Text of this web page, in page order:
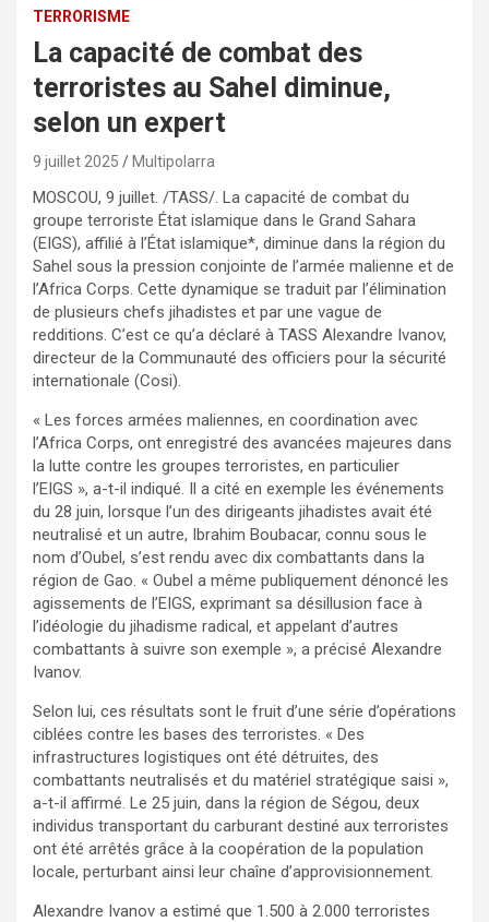
TERRORISME
La capacité de combat des
terroristes au Sahel diminue,
selon un expert
9 juillet 2025 Multipolarra
MOSCOU, 9 juillet. /TASS/. La capacité de combat du
groupe terroriste État islamique dans le Grand Sahara
(EIGS), affilié à l’État islamique*, diminue dans la région du
Sahel sous la pression conjointe de l’armée malienne et de
l’Africa Corps. Cette dynamique se traduit par l’élimination
de plusieurs chefs jihadistes et par une vague de
redditions. C’est ce qu’a déclaré à TASS Alexandre Ivanov,
directeur de la Communauté des officiers pour la sécurité
internationale (Cosi).
« Les forces armées maliennes, en coordination avec
l’Africa Corps, ont enregistré des avancées majeures dans
la lutte contre les groupes terroristes, en particulier
l’EIGS », a-t-il indiqué. Il a cité en exemple les événements
du 28 juin, lorsque l’un des dirigeants jihadistes avait été
neutralisé et un autre, Ibrahim Boubacar, connu sous le
nom d’Oubel, s’est rendu avec dix combattants dans la
région de Gao. « Oubel a même publiquement dénoncé les
agissements de l’EIGS, exprimant sa désillusion face à
l’idéologie du jihadisme radical, et appelant d’autres
combattants à suivre son exemple », a précisé Alexandre
Ivanov.
Selon lui, ces résultats sont le fruit d’une série d’opérations
ciblées contre les bases des terroristes. « Des
infrastructures logistiques ont été détruites, des
combattants neutralisés et du matériel stratégique saisi »,
a-t-il affirmé. Le 25 juin, dans la région de Ségou, deux
individus transportant du carburant destiné aux terroristes
ont été arrêtés grâce à la coopération de la population
locale, perturbant ainsi leur chaîne d’approvisionnement.
Alexandre Ivanov a estimé que 1.500 à 2.000 terroristes